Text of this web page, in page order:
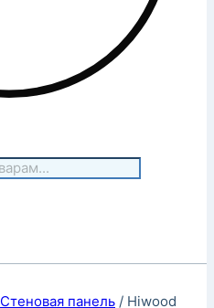
Стеновая панель / Hiwood